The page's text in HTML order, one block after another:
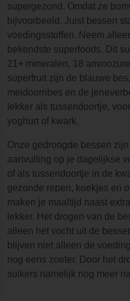
supergezond. Omdat ze
bijvoorbeeld. Juist bessen
voedingsstoffen. Neem
bekendste superfoods. Dit
21+ mineralen, 18
superfruit zijn de blauwe
meidoornbes en de
lekker als tussendoortje,
yoghurt of kwark.
Onze gedroogde bessen
aanvulling op je dagelijkse
of als tussendoortje in de
gezonde repen, koekjes en
maken je maaltijd naast
lekker. Het drogen van de
alleen het vocht uit de
blijven niet alleen de
nog eens zoeter. Door het
suikers namelijk nog meer